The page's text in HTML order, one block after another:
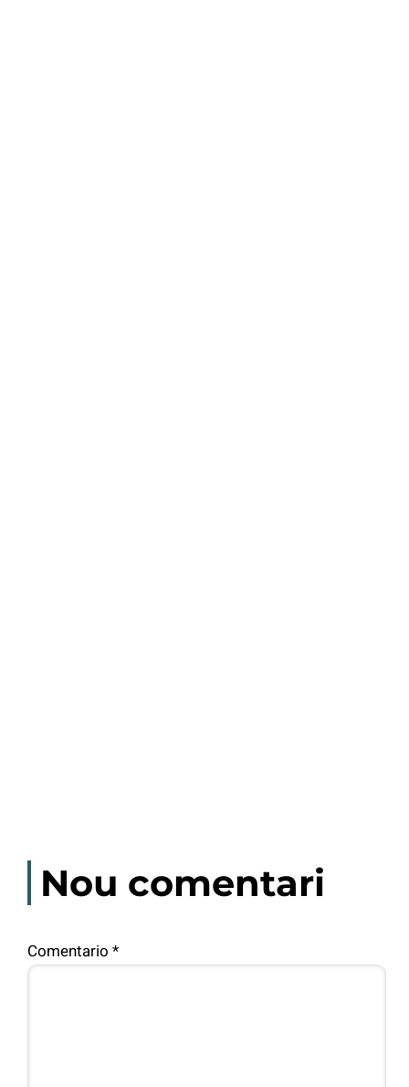
Nou comentari
Comentario *